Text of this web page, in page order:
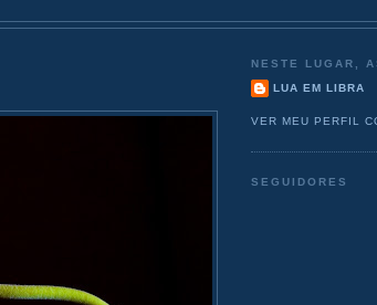
NESTE LUGAR,
LUA EM LIBRA
VER MEU PERFIL
SEGUIDORES